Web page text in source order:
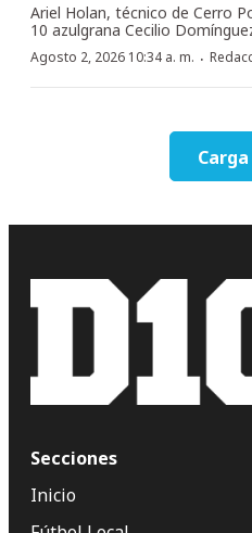
Ariel Holan, técnico de Cerro
10 azulgrana Cecilio
Agosto 2, 2026 10:34 a. m. ·
Secciones
Inicio